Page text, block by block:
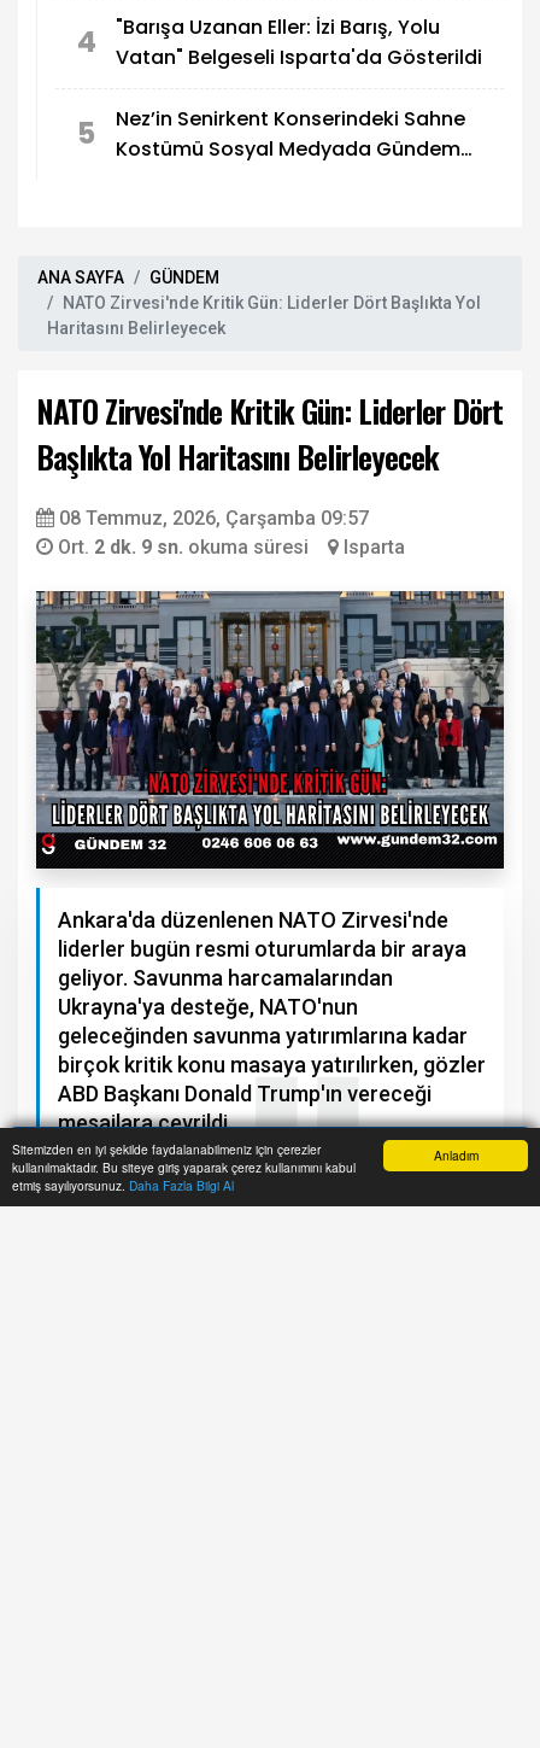
Anladım
Sitemizden en iyi şekilde faydalanabilmeniz için çerezler
kullanılmaktadır. Bu siteye giriş yaparak çerez kullanımını kabul
etmiş sayılıyorsunuz. Daha Fazla Bilgi Al
4
"Barışa Uzanan Eller: İzi Barış, Yolu
Vatan" Belgeseli Isparta'da Gösterildi
5
Nez’in Senirkent Konserindeki Sahne
Kostümü Sosyal Medyada Gündem
ANA SAYFA
GÜNDEM
NATO Zirvesi'nde Kritik Gün: Liderler Dört Başlıkta Yol
Haritasını Belirleyecek
NATO Zirvesi'nde Kritik Gün: Liderler Dört
Başlıkta Yol Haritasını Belirleyecek
08 Temmuz, 2026, Çarşamba 09:57
Ort. 2 dk. 9 sn. okuma süresi Isparta
Ankara'da düzenlenen NATO Zirvesi'nde
liderler bugün resmi oturumlarda bir araya
geliyor. Savunma harcamalarından
Ukrayna'ya desteğe, NATO'nun
geleceğinden savunma yatırımlarına kadar
birçok kritik konu masaya yatırılırken, gözler
ABD Başkanı Donald Trump'ın vereceği
mesajlara çevrildi.
Anasayfa Yazarlar Haber Ara İhbar Hattı Menu